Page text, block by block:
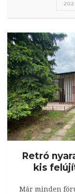
Retró
kis
Már minden